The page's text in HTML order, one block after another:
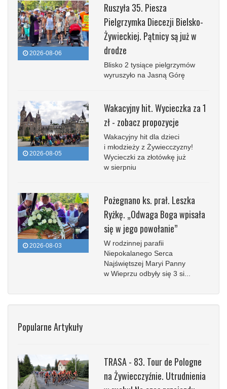
2026-08-06
Ruszyła 35. Piesza
Pielgrzymka Diecezji Bielsko-
Żywieckiej. Pątnicy są już w
drodze
Blisko 2 tysiące pielgrzymów
wyruszyło na Jasną Górę
2026-08-05
Wakacyjny hit. Wycieczka za 1
zł - zobacz propozycje
Wakacyjny hit dla dzieci
i młodzieży z Żywiecczyzny!
Wycieczki za złotówkę już
w sierpniu
2026-08-03
Pożegnano ks. prał. Leszka
Ryżkę. „Odwaga Boga wpisała
się w jego powołanie”
W rodzinnej parafii
Niepokalanego Serca
Najświętszej Maryi Panny
w Wieprzu odbyły się 3 si...
Popularne Artykuły
TRASA - 83. Tour de Pologne
na Żywiecczyźnie. Utrudnienia